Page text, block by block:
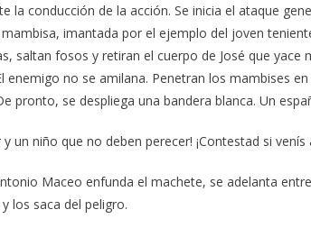
la conducción de la acción. Se inicia el ataque
imantada por el ejemplo del joven
saltan fosos y retiran el cuerpo de José que yace
enemigo no se amilana. Penetran los mambises
pronto, se despliega una bandera blanca. Un
un niño que no deben perecer! ¡Contestad si venís
Maceo enfunda el machete, se adelanta
los saca del peligro.